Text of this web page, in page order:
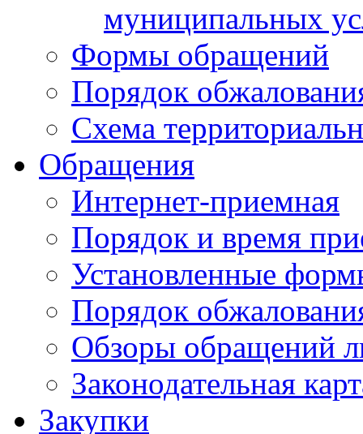
муниципальных
Формы обращений
Порядок
Схема
Обращения
Интернет-приемная
Порядок и время
Установленные
Порядок
Обзоры обращений
Законодательная
Закупки